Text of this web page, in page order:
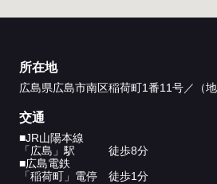
所在地
広島県広島市南区稲荷町1番11号／（
交通
■JR山陽本線
「広島」駅 徒歩8分
■広島電鉄
「稲荷町」電停 徒歩1分